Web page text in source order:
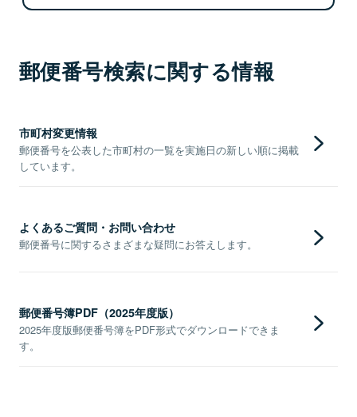
郵便番号検索に関する情報
市町村変更情報
郵便番号を公表した市町村の一覧を実施日の新しい順に掲載
しています。
よくあるご質問・お問い合わせ
郵便番号に関するさまざまな疑問にお答えします。
郵便番号簿PDF（2025年度版）
2025年度版郵便番号簿をPDF形式でダウンロードできま
す。